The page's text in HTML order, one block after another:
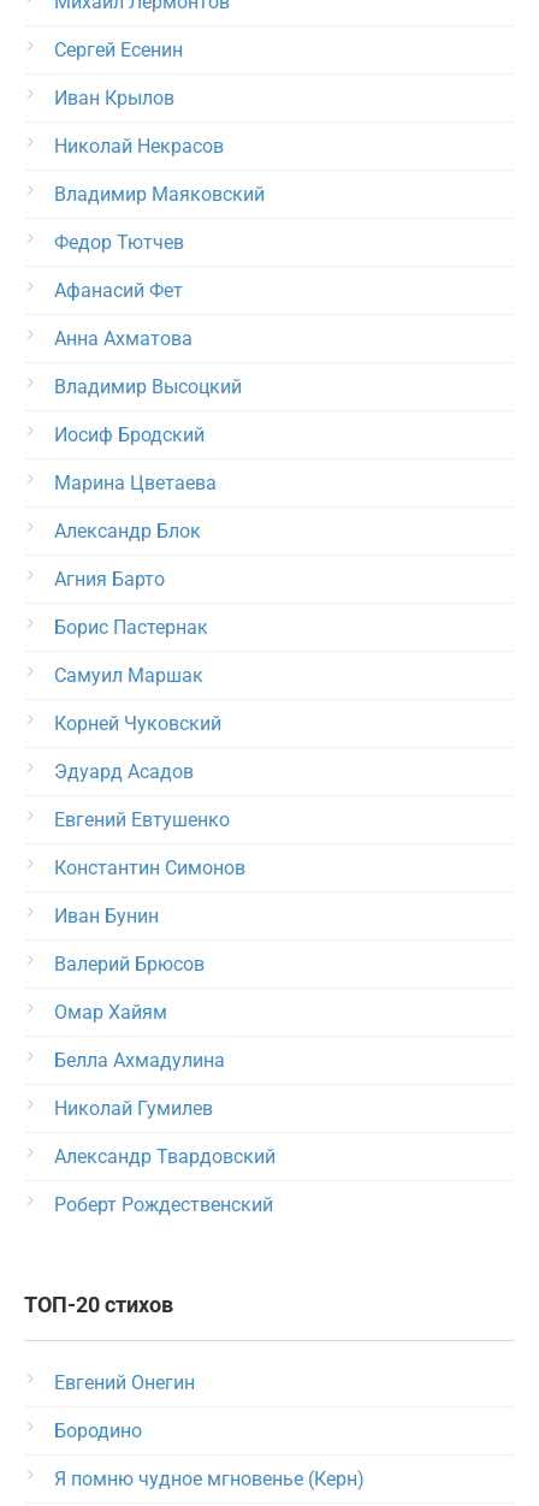
Сергей Есенин
Иван Крылов
Николай Некрасов
Владимир Маяковский
Федор Тютчев
Афанасий Фет
Анна Ахматова
Владимир Высоцкий
Иосиф Бродский
Марина Цветаева
Александр Блок
Агния Барто
Борис Пастернак
Самуил Маршак
Корней Чуковский
Эдуард Асадов
Евгений Евтушенко
Константин Симонов
Иван Бунин
Валерий Брюсов
Омар Хайям
Белла Ахмадулина
Николай Гумилев
Александр Твардовский
Роберт Рождественский
ТОП-20 стихов
Евгений Онегин
Бородино
Я помню чудное мгновенье (Керн)